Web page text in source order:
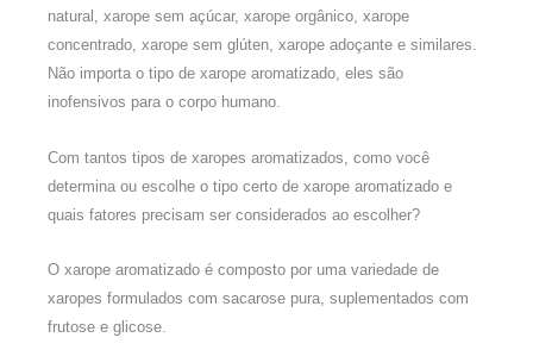
natural, xarope sem açúcar, xarope orgânico, xarope
concentrado, xarope sem glúten, xarope adoçante e similares.
Não importa o tipo de xarope aromatizado, eles são
inofensivos para o corpo humano.
Com tantos tipos de xaropes aromatizados, como você
determina ou escolhe o tipo certo de xarope aromatizado e
quais fatores precisam ser considerados ao escolher?
O xarope aromatizado é composto por uma variedade de
xaropes formulados com sacarose pura, suplementados com
frutose e glicose.